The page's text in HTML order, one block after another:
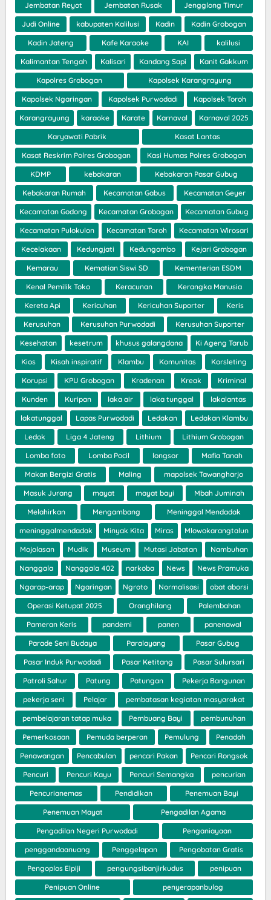
Jembatan Reyot Jembatan Rusak Jengglong Timur
Judi Online kabupaten Kalilusi Kadin Kadin Grobogan
Kadin Jateng Kafe Karaoke KAI kalilusi
Kalimantan Tengah Kalisari Kandang Sapi Kanit Gakkum
Kapolres Grobogan Kapolsek Karangrayung
Kapolsek Ngaringan Kapolsek Purwodadi Kapolsek Toroh
Karangrayung karaoke Karate Karnaval Karnaval 2025
Karyawati Pabrik Kasat Lantas
Kasat Reskrim Polres Grobogan Kasi Humas Polres Grobogan
KDMP kebakaran Kebakaran Pasar Gubug
Kebakaran Rumah Kecamatan Gabus Kecamatan Geyer
Kecamatan Godong Kecamatan Grobogan Kecamatan Gubug
Kecamatan Pulokulon Kecamatan Toroh Kecamatan Wirosari
Kecelakaan Kedungjati Kedungombo Kejari Grobogan
Kemarau Kematian Siswi SD Kementerian ESDM
Kenal Pemilik Toko Keracunan Kerangka Manusia
Kereta Api Kericuhan Kericuhan Suporter Keris
Kerusuhan Kerusuhan Purwodadi Kerusuhan Suporter
Kesehatan kesetrum khusus galangdana Ki Ageng Tarub
Kios Kisah inspiratif Klambu Komunitas Korsleting
Korupsi KPU Grobogan Kradenan Kreak Kriminal
Kunden Kuripan laka air laka tunggal lakalantas
lakatunggal Lapas Purwodadi Ledakan Ledakan Klambu
Ledok Liga 4 Jateng Lithium Lithium Grobogan
Lomba foto Lomba Pocil longsor Mafia Tanah
Makan Bergizi Gratis Maling mapolsek Tawangharjo
Masuk Jurang mayat mayat bayi Mbah Juminah
Melahirkan Mengambang Meninggal Mendadak
meninggalmendadak Minyak Kita Miras Mlowokarangtalun
Mojolasan Mudik Museum Mutasi Jabatan Nambuhan
Nanggala Nanggala 402 narkoba News News Pramuka
Ngarap-arap Ngaringan Ngroto Normalisasi obat aborsi
Operasi Ketupat 2025 Oranghilang Palembahan
Pameran Keris pandemi panen panenawal
Parade Seni Budaya Paralayang Pasar Gubug
Pasar Induk Purwodadi Pasar Ketitang Pasar Sulursari
Patroli Sahur Patung Patungan Pekerja Bangunan
pekerja seni Pelajar pembatasan kegiatan masyarakat
pembelajaran tatap muka Pembuang Bayi pembunuhan
Pemerkosaan Pemuda berperan Pemulung Penadah
Penawangan Pencabulan pencari Pakan Pencari Rongsok
Pencuri Pencuri Kayu Pencuri Semangka pencurian
Pencurianemas Pendidikan Penemuan Bayi
Penemuan Mayat Pengadilan Agama
Pengadilan Negeri Purwodadi Penganiayaan
penggandaanuang Penggelapan Pengobatan Gratis
Pengoplos Elpiji pengungsibanjirkudus penipuan
Penipuan Online penyerapanbulog